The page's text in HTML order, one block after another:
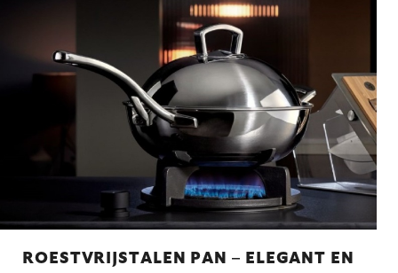
ROESTVRIJSTALEN PAN – ELEGANT EN